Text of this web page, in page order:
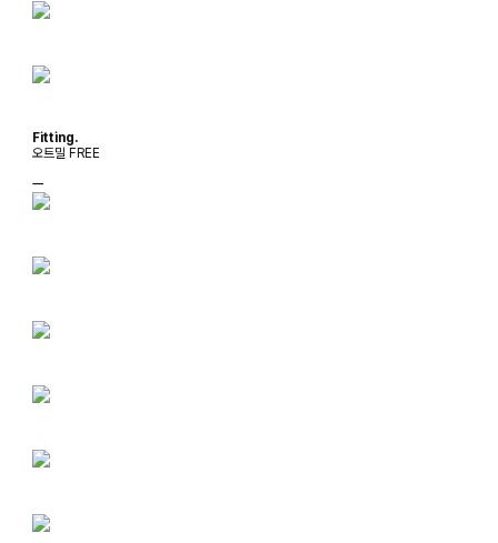
Fitting.
오트밀 FREE
ㅡ